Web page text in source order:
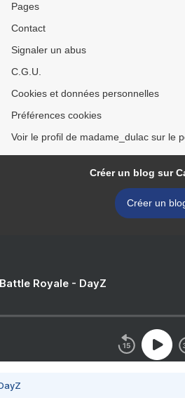
Pages
Contact
Signaler un abus
C.G.U.
Cookies et données personnelles
Préférences cookies
Voir le profil de madame_dulac sur le
Créer un blog sur
Créer un
Royale - DayZ